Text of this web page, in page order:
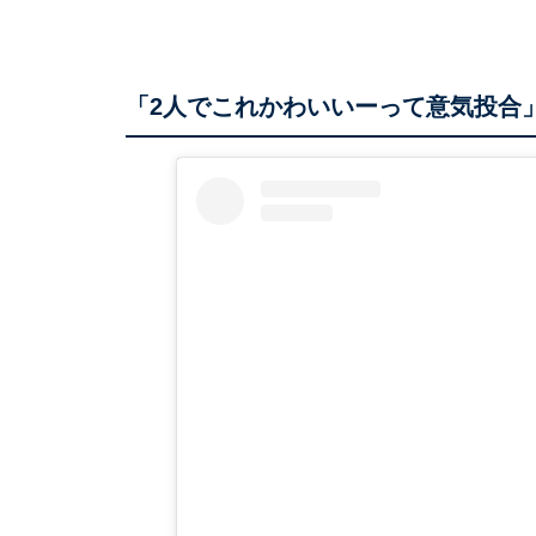
「2人でこれかわいいーって意気投合